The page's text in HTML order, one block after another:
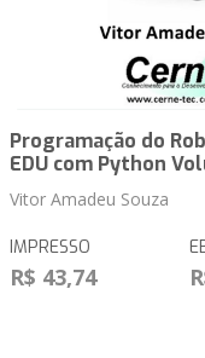
Programação do
EDU com Python
Vitor Amadeu Souza
IMPRESSO
R$ 43,74